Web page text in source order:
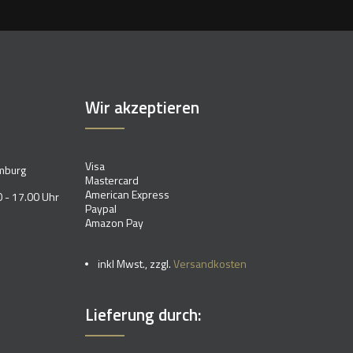
- 17.00 Uhr
Wir akzeptieren
Visa
Mastercard
American Express
Paypal
Amazon Pay
inkl Mwst., zzgl.Versandkosten
Lieferung durch: